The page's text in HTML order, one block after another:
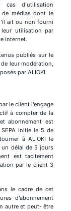
cas d’utilisation
de médias dont le
ait ou non fourni
utilisation par
internet.
publiés sur le
leur modération,
par ALIOKI.
le client l’engage
à compter de la
abonnement est
initié le 5 de
à ALIOKI le
un délai de 5 jours
est tacitement
par le client 3
le cadre de cet
d’abonnement
autre et peut- être